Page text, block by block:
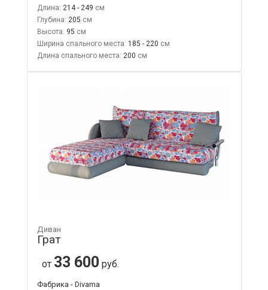
Длина: 214 - 249
Глубина: 205
Высота: 95
Ширина спального места: 185 - 220
Длина спального места: 200
Диван
Грат
от 33 600 руб.
Фабрика - Divama